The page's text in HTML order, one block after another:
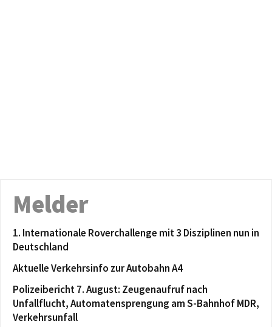
Melder
1. Internationale Roverchallenge mit 3 Disziplinen nun in
Deutschland
Aktuelle Verkehrsinfo zur Autobahn A4
Polizeibericht 7. August: Zeugenaufruf nach
Unfallflucht, Automatensprengung am S-Bahnhof MDR,
Verkehrsunfall